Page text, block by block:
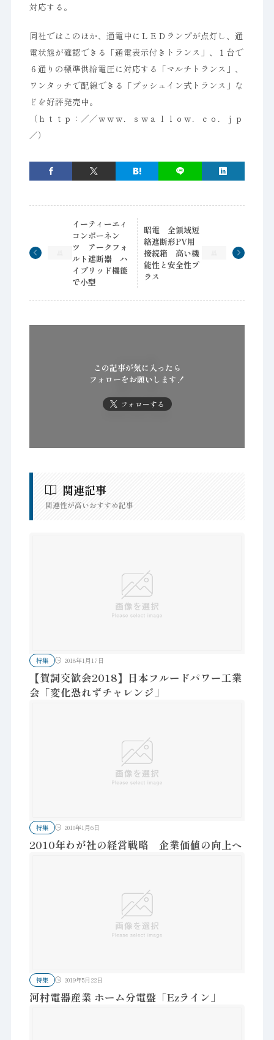
対応する。
同社ではこのほか、通電中にＬＥＤランプが点灯し、通
電状態が確認できる「通電表示付きトランス」、１台で
６通りの標準供給電圧に対応する「マルチトランス」、
ワンタッチで配線できる「プッシュイン式トランス」な
どを好評発売中。
（ｈｔｔｐ：／／ｗｗｗ．ｓｗａｌｌｏｗ．ｃｏ．ｊｐ
／）
イーティーエィ
コンポーネン
ツ アークフォ
ルト遮断器 ハ
イブリッド機能
で小型
昭電 全領域短
絡遮断形PV用
接続箱 高い機
能性と安全性プ
ラス
この記事が気に入ったら
フォローをお願いします！
フォローする
関連記事
関連性が高いおすすめ記事
特集 2018年1月17日
【賀詞交歓会2018】日本フルードパワー工業
会「変化恐れずチャレンジ」
特集 2010年1月6日
2010年わが社の経営戦略 企業価値の向上へ
特集 2019年5月22日
河村電器産業 ホーム分電盤「Ezライン」